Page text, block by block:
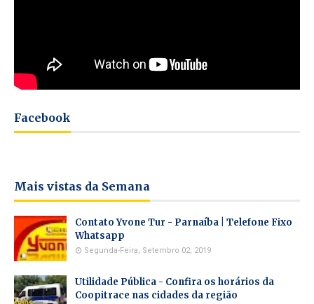
Facebook
Mais vistas da Semana
Contato Yvone Tur - Parnaíba | Telefone Fixo
Whatsapp
Segunda-Feira, Setembro 02, 2019
Utilidade Pública - Confira os horários da
Coopitrace nas cidades da região